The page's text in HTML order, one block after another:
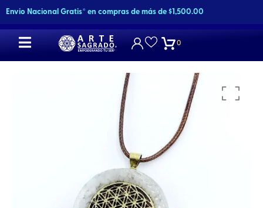
contenido
Envio Nacional Gratis* en compras de más de $1,500.00
0